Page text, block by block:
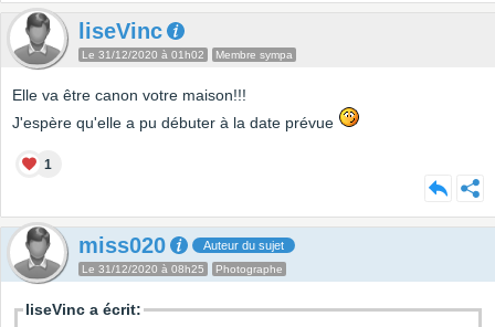
liseVinc
Le 31/12/2020 à 01h02 Membre sympa
Elle va être canon votre maison!!!
J'espère qu'elle a pu débuter à la date prévue
1
miss020 Auteur du sujet
Le 31/12/2020 à 08h25 Photographe
liseVinc a écrit: